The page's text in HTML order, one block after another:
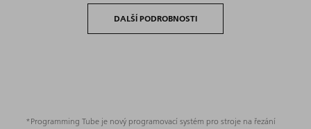
DALŠÍ PODROBNOSTI
*Programming Tube je nový programovací systém pro stroje na řezání